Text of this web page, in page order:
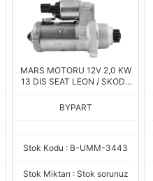
MARS MOTORU 12V 2,0 KW
13 DIS SEAT LEON / SKODA
GOLF - PASSAT - JETTA 1.6
BYPART
Stok Kodu : B-UMM-3443
Stok Miktarı : Stok sorunuz